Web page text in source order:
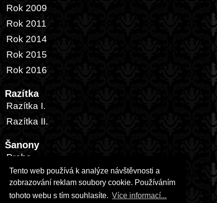
Tento web používá k analýze návštěvnosti a
zobrazování reklam soubory cookie. Používáním
tohoto webu s tím souhlasíte. Více informací...
Rok 2009
Rok 2011
Rok 2014
Rok 2015
Rok 2016
Razítka
Razítka I.
Razítka II.
Šanony
Praha
Česká republika
Zahraničí